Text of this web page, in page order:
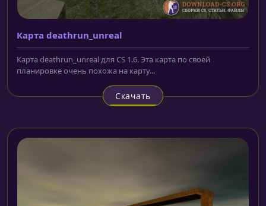
Карта deathrun_unreal
Карта deathrun_unreal для CS 1.6. Эта карта по своей
планировке очень похожа на карту...
Скачать